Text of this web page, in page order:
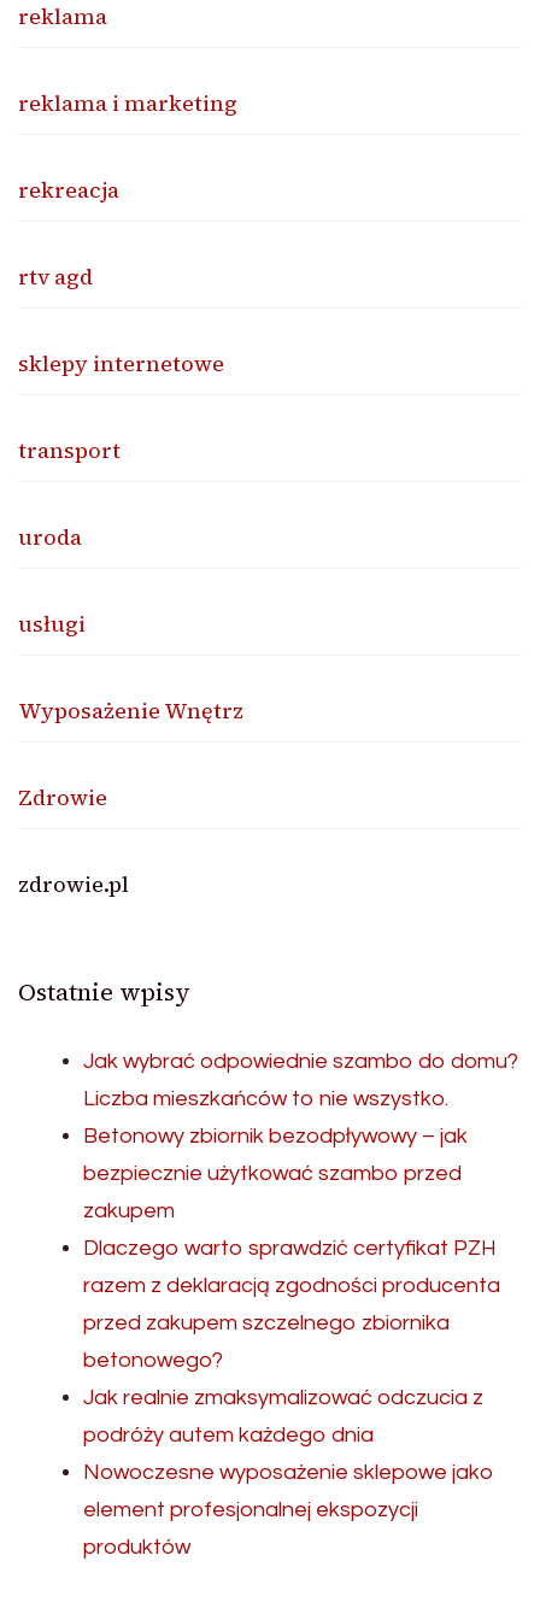
reklama
reklama i marketing
rekreacja
rtv agd
sklepy internetowe
transport
uroda
usługi
Wyposażenie Wnętrz
Zdrowie
zdrowie.pl
Ostatnie wpisy
Jak wybrać odpowiednie szambo do domu?
Liczba mieszkańców to nie wszystko.
Betonowy zbiornik bezodpływowy – jak
bezpiecznie użytkować szambo przed
zakupem
Dlaczego warto sprawdzić certyfikat PZH
razem z deklaracją zgodności producenta
przed zakupem szczelnego zbiornika
betonowego?
Jak realnie zmaksymalizować odczucia z
podróży autem każdego dnia
Nowoczesne wyposażenie sklepowe jako
element profesjonalnej ekspozycji
produktów